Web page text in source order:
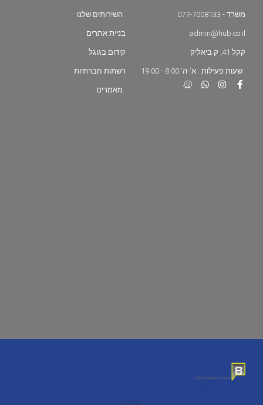
משרד - 077-7008133
admin@hub.co.il
קקל 41, ק.ביאליק
שעות פעילות : א'-ה' 8:00 - 19:00
השירותים שלנו
בניית אתרים
קידום בגוגל
רשתות חברתיות
מאמרים